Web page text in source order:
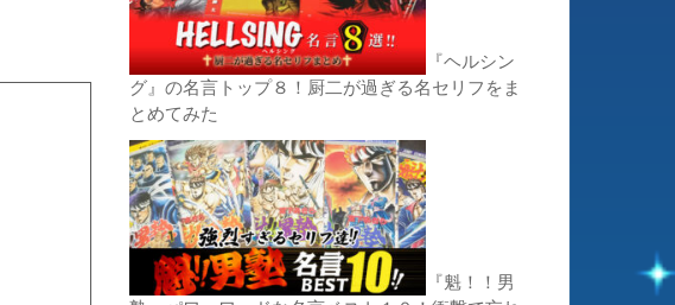
『ヘルシン
グ』の名言トップ８！厨二が過ぎる名セリフをま
とめてみた
『魁！！男